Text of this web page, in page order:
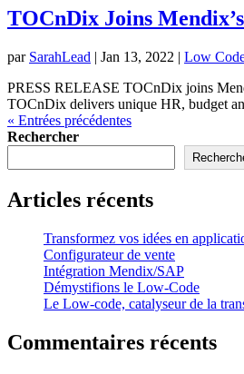
TOCnDix Joins
par SarahLead | Jan 13, 2022 | Low
PRESS RELEASE TOCnDix joins
TOCnDix delivers unique HR, budget
« Entrées précédentes
Rechercher
Articles récents
Transformez vos idées en
Configurateur de vente
Intégration Mendix/SAP
Démystifions le Low-Code
Le Low-code, catalyseur de la
Commentaires récents